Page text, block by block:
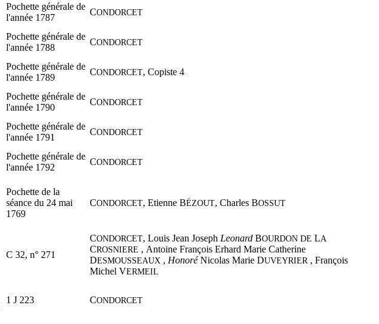
Pochette générale de
l'année 1787
CONDORCET
Pochette générale de
l'année 1788
CONDORCET
Pochette générale de
l'année 1789
CONDORCET, Copiste 4
Pochette générale de
l'année 1790
CONDORCET
Pochette générale de
l'année 1791
CONDORCET
Pochette générale de
l'année 1792
CONDORCET
Pochette de la
séance du 24 mai
1769
CONDORCET, Etienne BÉZOUT, Charles BOSSUT
C 32, n° 271
CONDORCET, Louis Jean Joseph Leonard BOURDON DE LA
CROSNIERE , Antoine François Erhard Marie Catherine
DESMOUSSEAUX , HonoréNicolas Marie DUVEYRIER , François
Michel VERMEIL
1 J 223 CONDORCET